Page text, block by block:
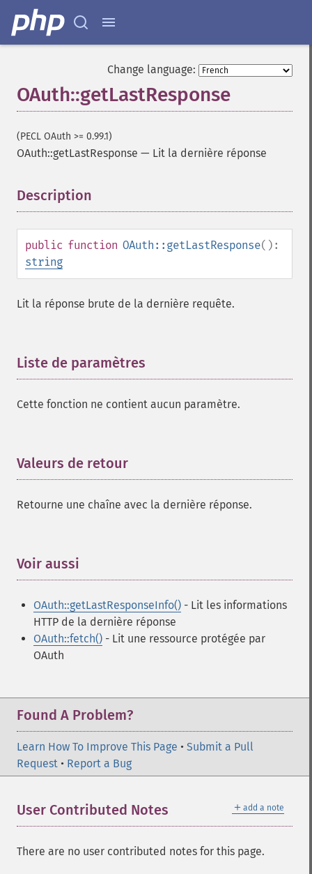
Change language:
OAuth::getLastResponse
(PECL OAuth >= 0.99.1)
OAuth::getLastResponse — Lit la dernière réponse
Description
public function OAuth::getLastResponse():
string
Lit la réponse brute de la dernière requête.
Liste de paramètres
Cette fonction ne contient aucun paramètre.
Valeurs de retour
Retourne une chaîne avec la dernière réponse.
Voir aussi
OAuth::getLastResponseInfo() - Lit les informations
HTTP de la dernière réponse
OAuth::fetch() - Lit une ressource protégée par
OAuth
Found A Problem?
Learn How To Improve This Page • Submit a Pull
Request • Report a Bug
＋ add a note
User Contributed Notes
There are no user contributed notes for this page.